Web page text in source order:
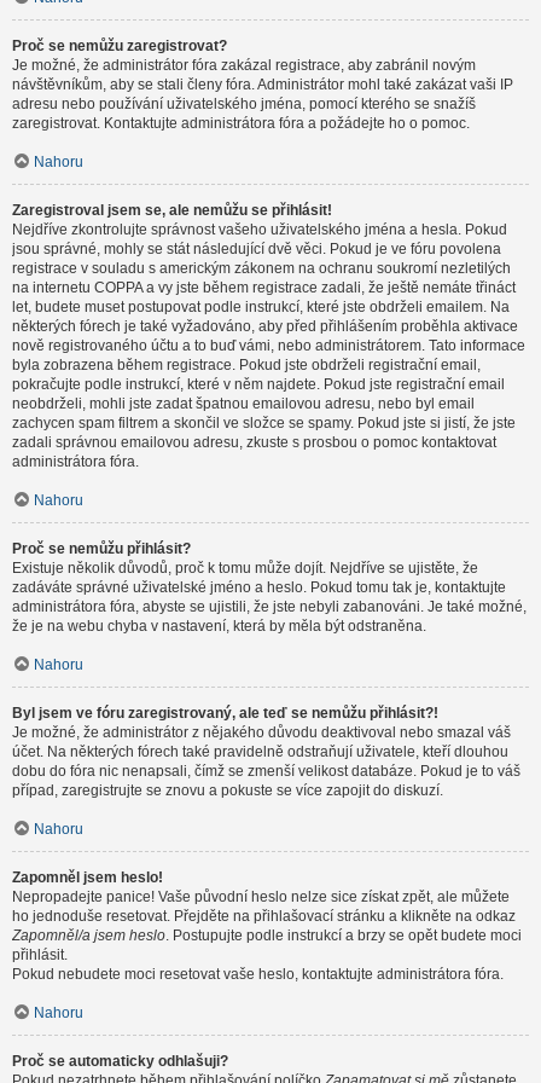
Proč se nemůžu zaregistrovat?
Je možné, že administrátor fóra zakázal registrace, aby zabránil novým
návštěvníkům, aby se stali členy fóra. Administrátor mohl také zakázat vaši IP
adresu nebo používání uživatelského jména, pomocí kterého se snažíš
zaregistrovat. Kontaktujte administrátora fóra a požádejte ho o pomoc.
Nahoru
Zaregistroval jsem se, ale nemůžu se přihlásit!
Nejdříve zkontrolujte správnost vašeho uživatelského jména a hesla. Pokud
jsou správné, mohly se stát následující dvě věci. Pokud je ve fóru povolena
registrace v souladu s americkým zákonem na ochranu soukromí nezletilých
na internetu COPPA a vy jste během registrace zadali, že ještě nemáte třináct
let, budete muset postupovat podle instrukcí, které jste obdrželi emailem. Na
některých fórech je také vyžadováno, aby před přihlášením proběhla aktivace
nově registrovaného účtu a to buď vámi, nebo administrátorem. Tato informace
byla zobrazena během registrace. Pokud jste obdrželi registrační email,
pokračujte podle instrukcí, které v něm najdete. Pokud jste registrační email
neobdrželi, mohli jste zadat špatnou emailovou adresu, nebo byl email
zachycen spam filtrem a skončil ve složce se spamy. Pokud jste si jistí, že jste
zadali správnou emailovou adresu, zkuste s prosbou o pomoc kontaktovat
administrátora fóra.
Nahoru
Proč se nemůžu přihlásit?
Existuje několik důvodů, proč k tomu může dojít. Nejdříve se ujistěte, že
zadáváte správné uživatelské jméno a heslo. Pokud tomu tak je, kontaktujte
administrátora fóra, abyste se ujistili, že jste nebyli zabanováni. Je také možné,
že je na webu chyba v nastavení, která by měla být odstraněna.
Nahoru
Byl jsem ve fóru zaregistrovaný, ale teď se nemůžu přihlásit?!
Je možné, že administrátor z nějakého důvodu deaktivoval nebo smazal váš
účet. Na některých fórech také pravidelně odstraňují uživatele, kteří dlouhou
dobu do fóra nic nenapsali, čímž se zmenší velikost databáze. Pokud je to váš
případ, zaregistrujte se znovu a pokuste se více zapojit do diskuzí.
Nahoru
Zapomněl jsem heslo!
Nepropadejte panice! Vaše původní heslo nelze sice získat zpět, ale můžete
ho jednoduše resetovat. Přejděte na přihlašovací stránku a klikněte na odkaz
Zapomněl/a jsem heslo. Postupujte podle instrukcí a brzy se opět budete moci
přihlásit.
Pokud nebudete moci resetovat vaše heslo, kontaktujte administrátora fóra.
Nahoru
Proč se automaticky odhlašuji?